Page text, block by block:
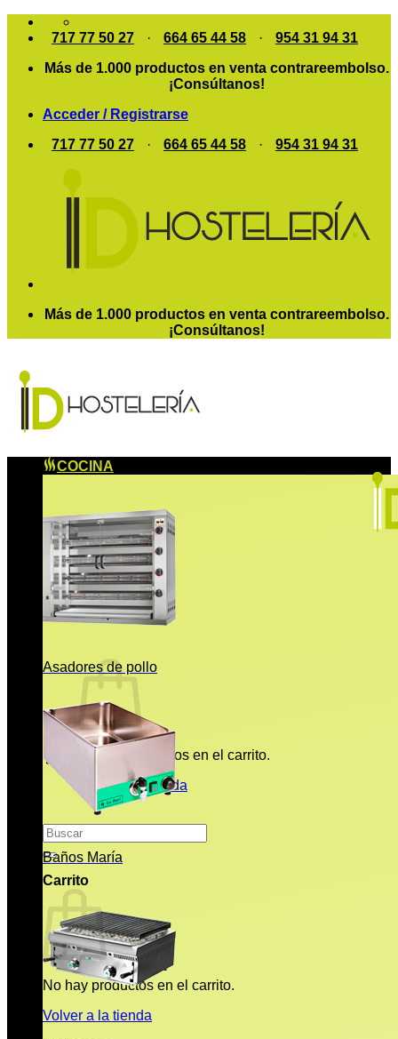
Saltar
717 77 50 27 · 664 65 44 58 ·
954 31 94 31
Más de 1.000 productos en venta contrareembolso.
¡Consúltanos!
Acceder / Registrarse
717 77 50 27
· 664 65 44 58 · 954 31 94 31
Más de 1.000 productos en venta contrareembolso.
¡Consúltanos!
No hay productos en el carrito.
Volver a la tienda
Buscar
por:
Carrito
No hay productos en el carrito.
Volver a la tienda
COCINA
Asadores de pollo
Baños María